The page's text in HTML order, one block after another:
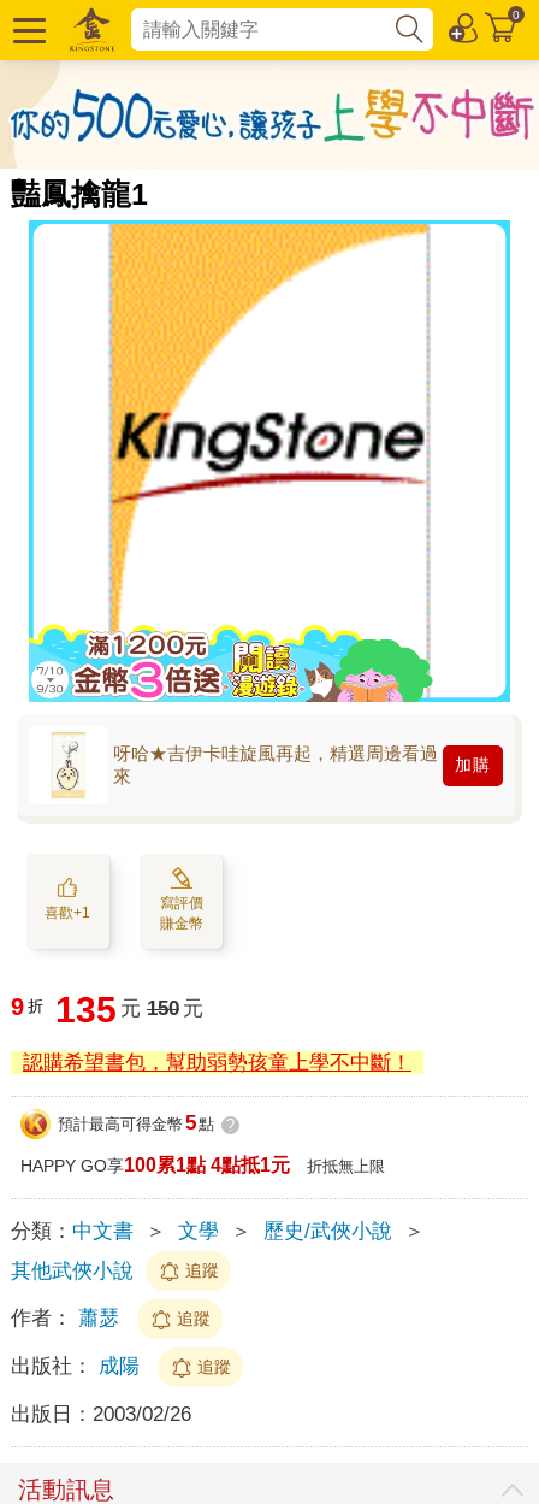
0
豔鳳擒龍1
呀哈★吉伊卡哇旋風再起，精選周邊看過
來
加購
喜歡+1
寫評價
賺金幣
9 折 135 元 150 元
認購希望書包，幫助弱勢孩童上學不中斷！
預計最高可得金幣 5點 ?
HAPPY GO享100累1點 4點抵1元 折抵無上限
分類： 中文書 ＞ 文學 ＞ 歷史/武俠小說
＞
其他武俠小說
追蹤
作者： 蕭瑟 追蹤
出版社： 成陽 追蹤
出版日： 2003/02/26
活動訊息